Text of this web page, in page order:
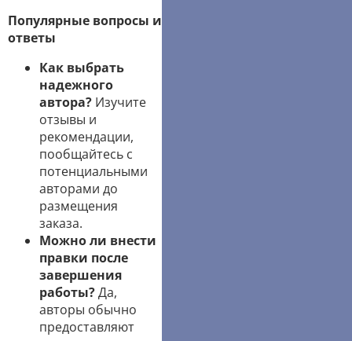
Популярные вопросы и
ответы
Как выбрать
надежного
автора? Изучите
отзывы и
рекомендации,
пообщайтесь с
потенциальными
авторами до
размещения
заказа.
Можно ли внести
правки после
завершения
работы?Да,
авторы обычно
предоставляют